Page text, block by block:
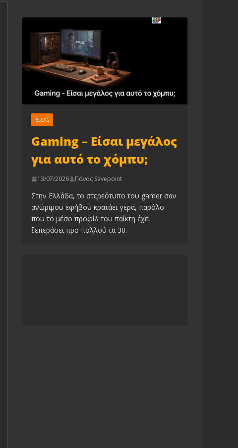
BLOG
Gaming – Είσαι μεγάλος
για αυτό το χόμπυ;
13/07/2026 Πάνος Savepoint
Στην Ελλάδα, το στερεότυπο του gamer σαν
ανώριμου εφήβου κρατάει γερά, παρόλο
που το μέσο προφίλ του παίκτη έχει
ξεπεράσει προ πολλού τα 30.